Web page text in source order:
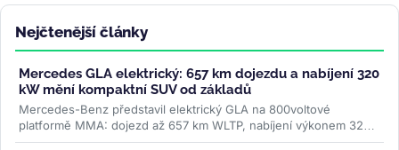
Nejčtenější články
Mercedes GLA elektrický: 657 km dojezdu a nabíjení 320
kW mění kompaktní SUV od základů
Mercedes-Benz představil elektrický GLA na 800voltové
platformě MMA: dojezd až 657 km WLTP, nabíjení výkonem 320
kW a plnění na 80 % za 22...>>